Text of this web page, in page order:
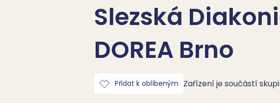
Slezská
DOREA Brno
Přidat k oblíbeným Zařízení je součástí